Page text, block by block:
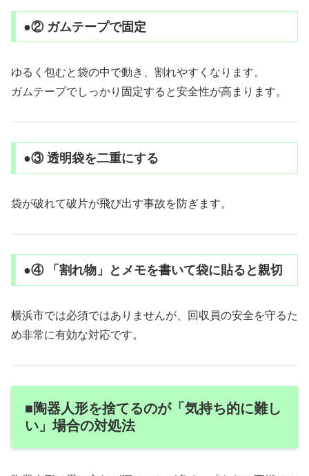
●② ガムテープで固定
ゆるく包むと袋の中で動き、割れやすくなります。
ガムテープでしっかり固定すると安全性が高まります。
●③ 透明袋を二重にする
袋が破れて破片が飛び出す事故を防ぎます。
●④ 「割れ物」とメモを書いて袋に貼ると親切
横浜市では必須ではありませんが、回収員の安全を守るた
め非常に有効な対応です。
■陶器人形を捨てるのが「気持ち的に難し
い」場合の対処法